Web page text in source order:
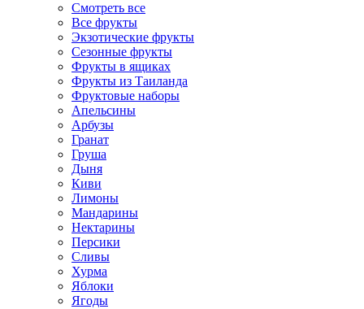
Смотреть все
Все фрукты
Экзотические фрукты
Сезонные фрукты
Фрукты в ящиках
Фрукты из Таиланда
Фруктовые наборы
Апельсины
Арбузы
Гранат
Груша
Дыня
Киви
Лимоны
Мандарины
Нектарины
Персики
Сливы
Хурма
Яблоки
Ягоды